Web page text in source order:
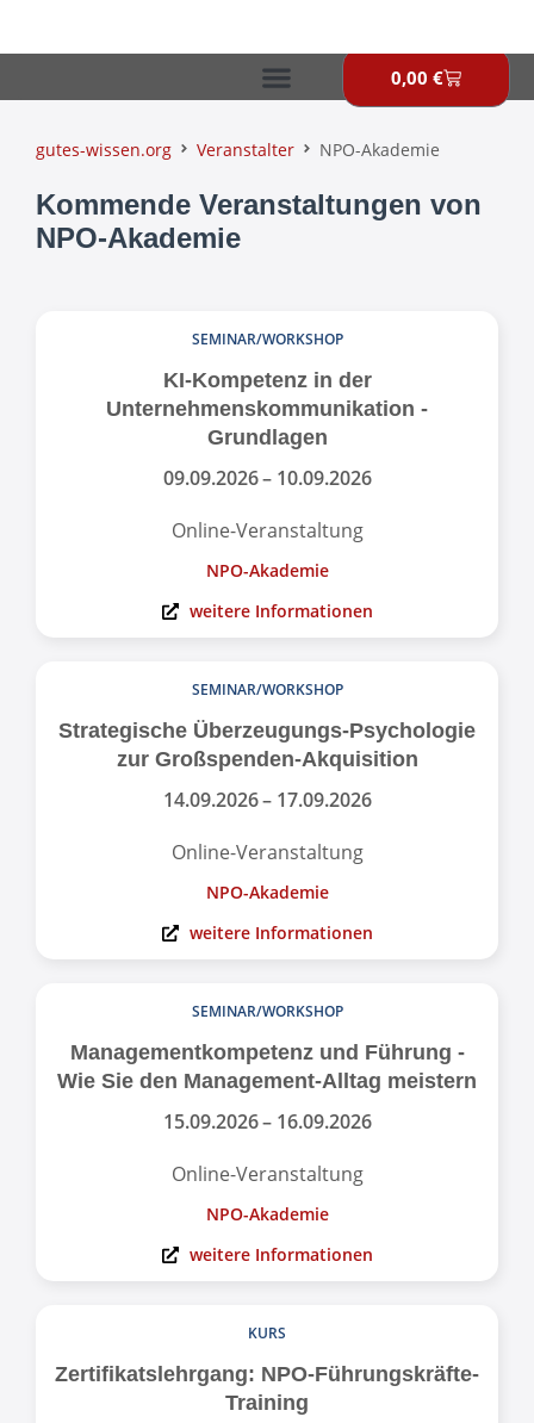
0,00 €
gutes-wissen.org Veranstalter NPO-Akademie
Kommende Veranstaltungen von
NPO-Akademie
SEMINAR/WORKSHOP
KI-Kompetenz in der
Unternehmenskommunikation -
Grundlagen
09.09.2026– 10.09.2026
Online-Veranstaltung
NPO-Akademie
weitere Informationen
SEMINAR/WORKSHOP
Strategische Überzeugungs-Psychologie
zur Großspenden-Akquisition
14.09.2026– 17.09.2026
Online-Veranstaltung
NPO-Akademie
weitere Informationen
SEMINAR/WORKSHOP
Management­kompetenz und Führung -
Wie Sie den Management-Alltag meistern
15.09.2026– 16.09.2026
Online-Veranstaltung
NPO-Akademie
weitere Informationen
KURS
Zertifikats­lehrgang: NPO-Führungs­kräfte-
Training